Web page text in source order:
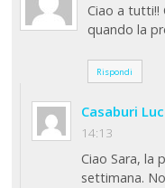
Ciao a tutti!!
quando la
Rispondi
Casaburi
14:13
Ciao Sara, la
settimana.